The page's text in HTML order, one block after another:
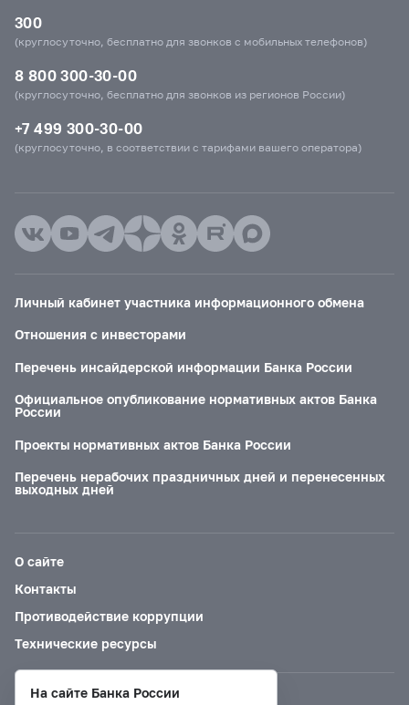
300
(круглосуточно, бесплатно для звонков с мобильных телефонов)
8 800 300-30-00
(круглосуточно, бесплатно для звонков из регионов России)
+7 499 300-30-00
(круглосуточно, в соответствии с тарифами вашего оператора)
Личный кабинет участника информационного обмена
Отношения с инвесторами
Перечень инсайдерской информации Банка России
Официальное опубликование нормативных актов Банка
России
Проекты нормативных актов Банка России
Перечень нерабочих праздничных дней и перенесенных
выходных дней
О сайте
Контакты
Противодействие коррупции
Технические ресурсы
На сайте Банка России